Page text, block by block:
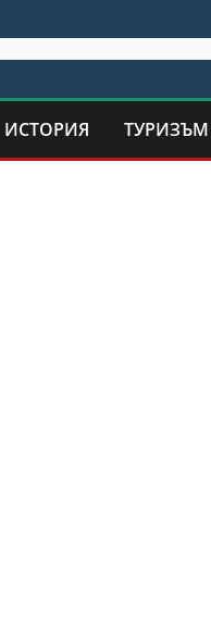
ИСТОРИЯ ТУРИЗЪМ